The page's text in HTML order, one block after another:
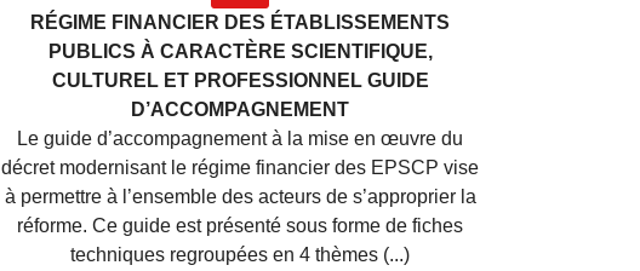
RÉGIME FINANCIER DES ÉTABLISSEMENTS
PUBLICS À CARACTÈRE SCIENTIFIQUE,
CULTUREL ET PROFESSIONNEL GUIDE
D’ACCOMPAGNEMENT
Le guide d’accompagnement à la mise en œuvre du
décret modernisant le régime financier des EPSCP vise
à permettre à l’ensemble des acteurs de s’approprier la
réforme. Ce guide est présenté sous forme de fiches
techniques regroupées en 4 thèmes (...)